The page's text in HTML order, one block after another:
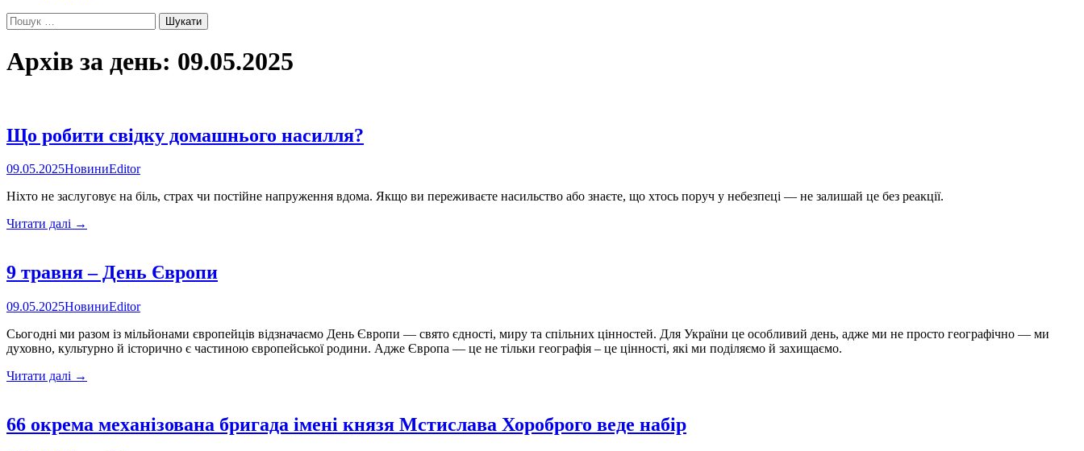
Пошук:
Архів за день: 09.05.2025
Що робити свідку домашнього насилля?
09.05.2025НовиниEditor
Ніхто не заслуговує на біль, страх чи постійне напруження вдома. Якщо ви переживаєте насильство або знаєте, що хтось поруч у небезпеці — не залишай це без реакції.
Читати далі Що
домашнього
насилля?
→
9 травня – День Європи
09.05.2025НовиниEditor
Сьогодні ми разом із мільйонами європейців відзначаємо День Європи — свято єдності, миру та спільних цінностей. Для України це особливий день, адже ми не просто географічно — ми
духовно, культурно й історично є частиною європейської родини. Адже Європа — це не тільки географія – це цінності, які ми поділяємо й захищаємо.
Читати далі 9
Європи
→
66 окрема механізована бригада імені князя Мстислава Хороброго веде набір